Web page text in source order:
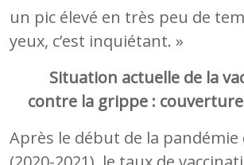
un pic élevé en très peu de
yeux, c’est inquiétant. »
Situation actuelle de la
contre la grippe :
Après le début de la pandémie